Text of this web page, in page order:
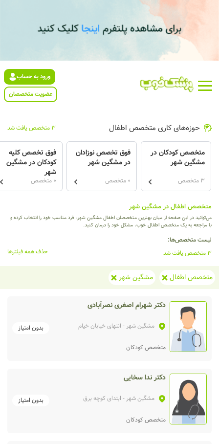
ورود به حساب
عضویت متخصصان
حوزه‌های کاری متخصص اطفال 3 متخصص یافت شد
متخصص کودکان در
مشگین شهر
3 متخصص
فوق تخصص نوزادان
در مشگین شهر
0 متخصص
فوق تخصص کلیه
کودکان در مشگین
شهر
0 متخصص
متخصص اطفال در مشگین شهر
می‌توانید در این صفحه از میان بهترین متخصصان اطفال مشگین شهر، فرد مناسب خود را انتخاب کرده و
با مراجعه به یک متخصص اطفال خوب، مشکل خود را درمان کنید.
لیست متخصص‌ها:
3 متخصص یافت شد
حذف همه فیلترها
متخصص اطفال مشگین شهر
دکتر شهرام اصغری نصرآبادی
مشگین شهر - انتهای خیابان خیام بدون امتیاز
متخصص کودکان
دکتر ندا سخایی
مشگین شهر - ابتدای کوچه برق بدون امتیاز
متخصص کودکان